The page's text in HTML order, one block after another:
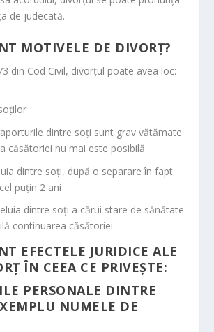
de judecată.
MOTIVELE DE DIVORŢ?
din Cod Civil, divorţul poate avea loc:
dintre soţi sunt grav vătămate
căsătoriei nu mai este posibilă
dintre soţi, după o separare în fapt
puţin 2 ani
dintre soţi a cărui stare de sănătate
continuarea căsătoriei
EFECTELE JURIDICE ALE
ÎN CEEA CE PRIVEŞTE:
PERSONALE DINTRE
NUMELE DE